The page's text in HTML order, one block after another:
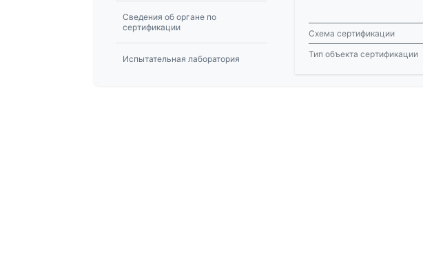
Сведения об органе по
сертификации
Испытательная лаборатория
Схема сертификации
Тип объекта сертификации